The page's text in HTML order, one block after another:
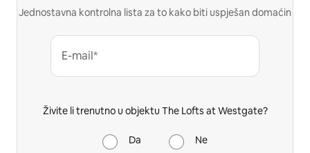
Jednostavna kontrolna lista za to kako biti uspješan domaćin
E-mail*
Živite li trenutno u objektu The Lofts at Westgate?
Da Ne